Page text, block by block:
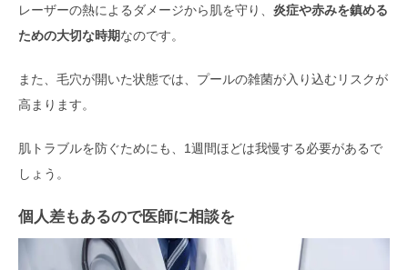
レーザーの熱によるダメージから肌を守り、 炎症や赤みを鎮める
ための大切な時期なのです。
また、毛穴が開いた状態では、プールの雑菌が入り込むリスクが
高まります。
肌トラブルを防ぐためにも、1週間ほどは我慢する必要があるで
しょう。
個人差もあるので医師に相談を